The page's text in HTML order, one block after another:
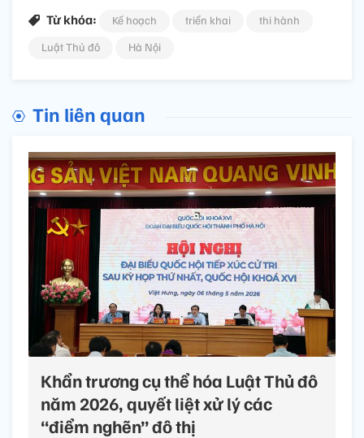
Từ khóa: Kế hoạch triển khai
thi hành
Luật Thủ đô
Hà Nội
Tin liên quan
Khẩn trương cụ thể hóa Luật Thủ đô
năm 2026, quyết liệt xử lý các
“điểm nghẽn” đô thị